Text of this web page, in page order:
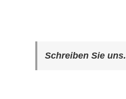
Schreiben Sie uns.